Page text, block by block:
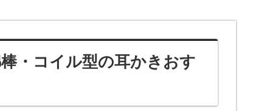
・コイル型の耳かきおす